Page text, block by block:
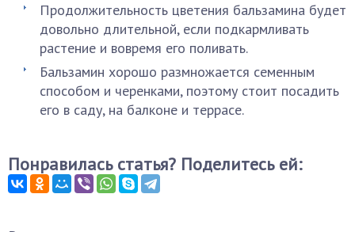
Продолжительность цветения бальзамина будет
довольно длительной, если подкармливать
растение и вовремя его поливать.
Бальзамин хорошо размножается семенным
способом и черенками, поэтому стоит посадить
его в саду, на балконе и террасе.
Понравилась статья? Поделитесь ей: